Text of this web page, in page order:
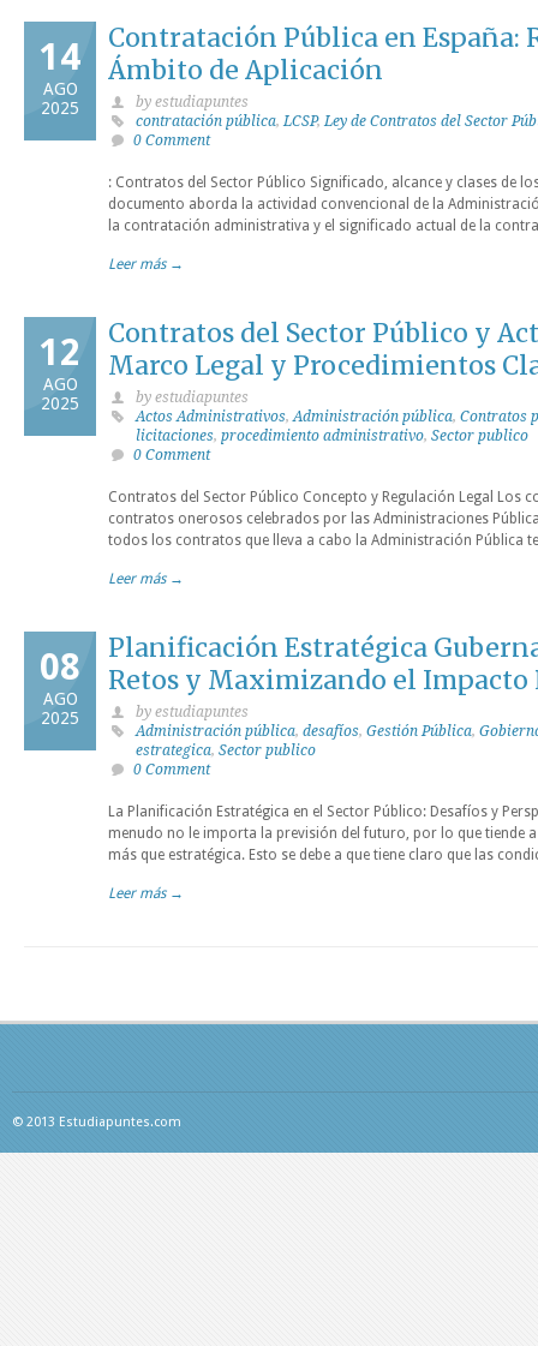
14
AGO
2025
Contratación Pública en España:
Ámbito de Aplicación
by estudiapuntes
contratación pública,LCSP,Ley de Contratos del Sector
0 Comment
: Contratos del Sector Público Significado, alcance y clases de
documento aborda la actividad convencional de la
la contratación administrativa y el significado actual de la
Leer más →
12
AGO
2025
Contratos del Sector Público y
Marco Legal y Procedimientos
by estudiapuntes
Actos Administrativos,Administración pública, Contratos
licitaciones, procedimiento administrativo, Sector publico
0 Comment
Contratos del Sector Público Concepto y Regulación Legal Los
contratos onerosos celebrados por las Administraciones
todos los contratos que lleva a cabo la Administración Pública
Leer más →
08
AGO
2025
Planificación Estratégica
Retos y Maximizando el Impacto
by estudiapuntes
Administración pública, desafíos, Gestión Pública,
estrategica, Sector publico
0 Comment
La Planificación Estratégica en el Sector Público: Desafíos y
menudo no le importa la previsión del futuro, por lo que tiende
más que estratégica. Esto se debe a que tiene claro que las
Leer más →
© 2013 Estudiapuntes.com